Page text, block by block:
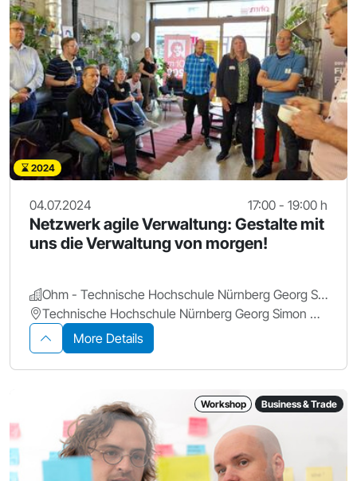
2024
04.07.2024 17:00 - 19:00 h
Netzwerk agile Verwaltung: Gestalte mit
uns die Verwaltung von morgen!
Ohm - Technische Hochschule Nürnberg Georg Simon Ohm
Technische Hochschule Nürnberg Georg Simon Ohm
More Details
Workshop Business & Trade